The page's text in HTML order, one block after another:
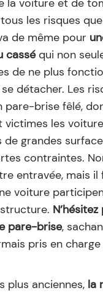
la voiture et de
les risques
de même pour
casséqui non
de ne plus
détacher. Les
pare-brise fêlé,
victimes les
grandes
contraintes.
entravée, mais il
voiture
pare-brise,
pris en
plus anciennes, la